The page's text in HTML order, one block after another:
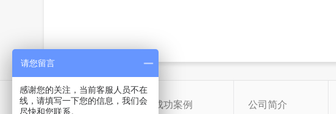
产品中心 成功案例 公司简介
请您留言
感谢您的关注，当前客服人员不在
线，请填写一下您的信息，我们会
尽快和您联系。